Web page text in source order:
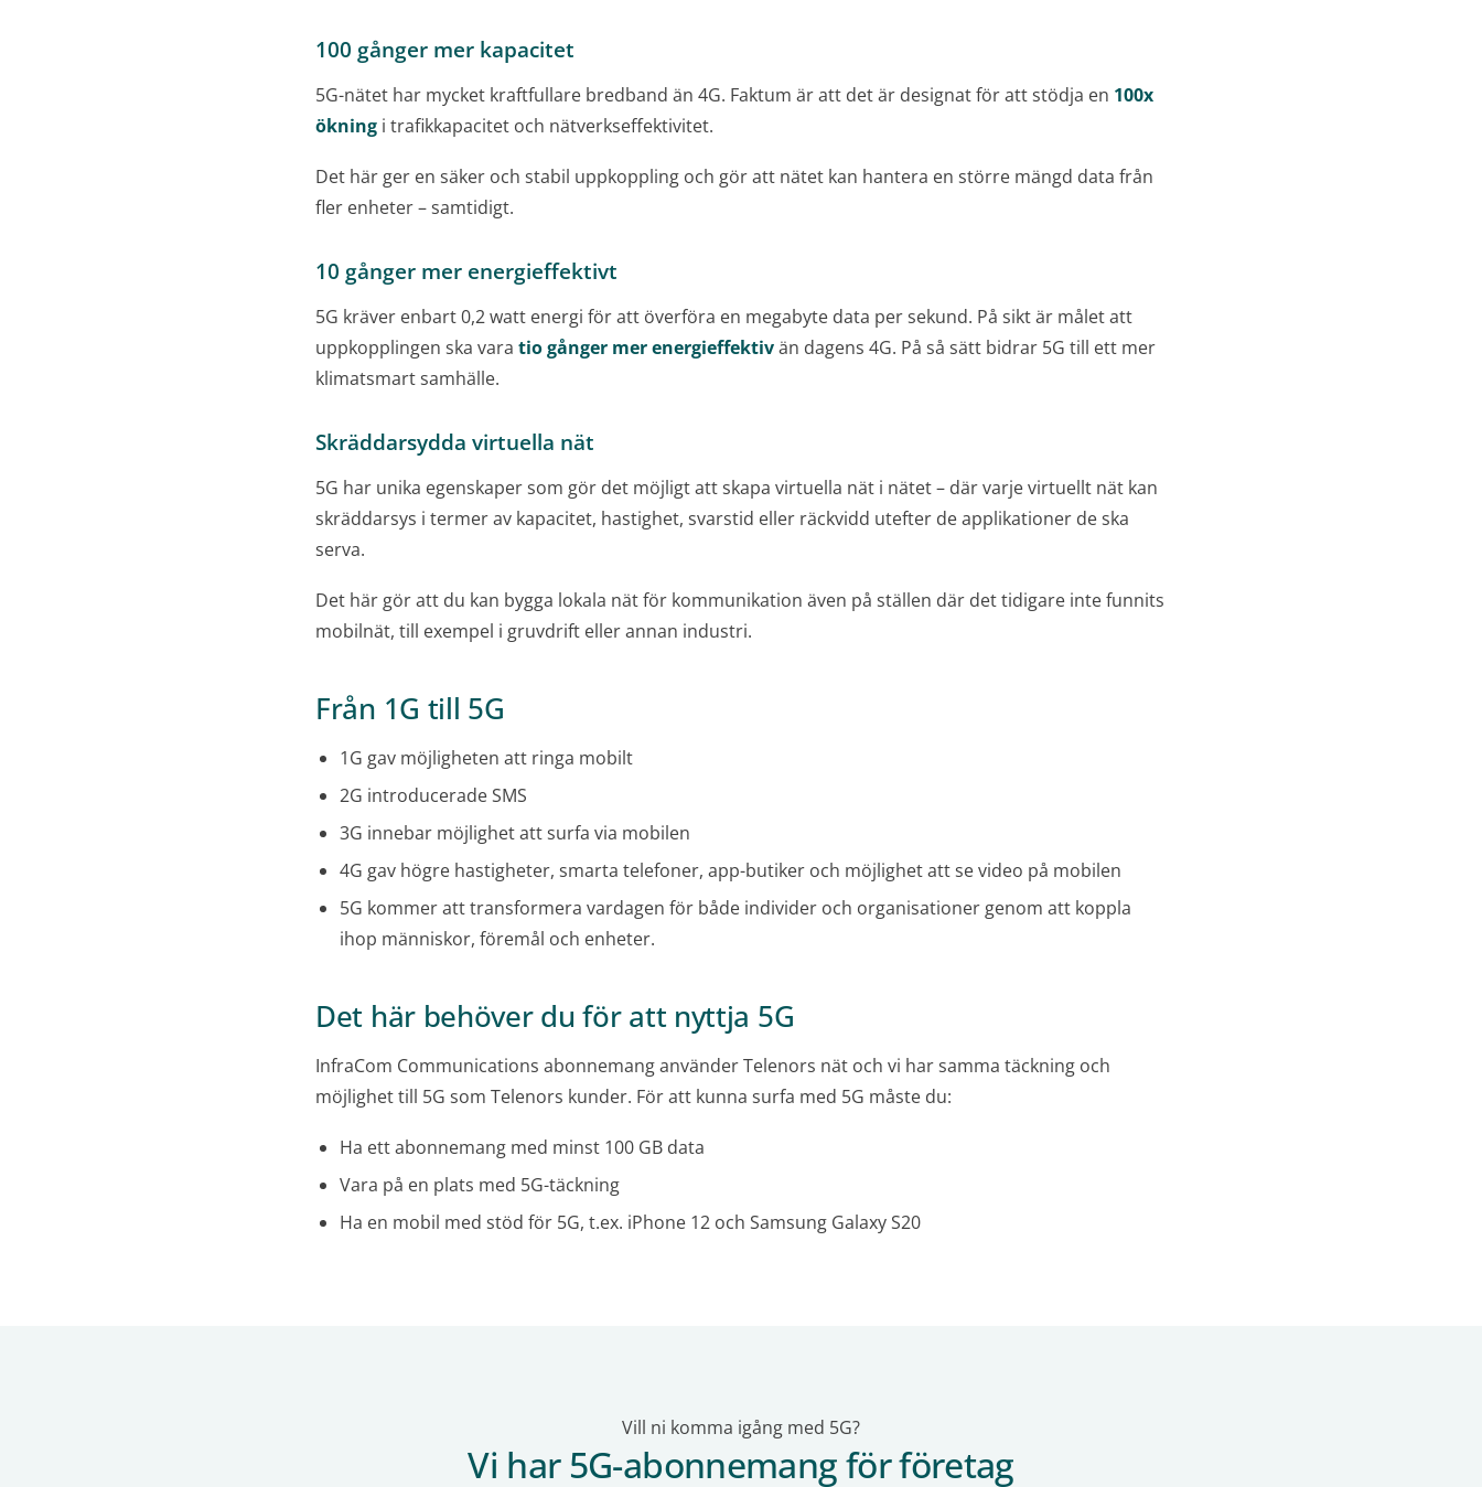
100 gånger mer kapacitet
5G-nätet har mycket kraftfullare bredband än 4G. Faktum är att det är designat för att stödja en 100x
ökning i trafikkapacitet och nätverkseffektivitet.
Det här ger en säker och stabil uppkoppling och gör att nätet kan hantera en större mängd data från
fler enheter – samtidigt.
10 gånger mer energieffektivt
5G kräver enbart 0,2 watt energi för att överföra en megabyte data per sekund. På sikt är målet att
uppkopplingen ska vara tio gånger mer energieffektivän dagens 4G. På så sätt bidrar 5G till ett mer
klimatsmart samhälle.
Skräddarsydda virtuella nät
5G har unika egenskaper som gör det möjligt att skapa virtuella nät i nätet – där varje virtuellt nät kan
skräddarsys i termer av kapacitet, hastighet, svarstid eller räckvidd utefter de applikationer de ska
serva.
Det här gör att du kan bygga lokala nät för kommunikation även på ställen där det tidigare inte funnits
mobilnät, till exempel i gruvdrift eller annan industri.
Från 1G till 5G
1G gav möjligheten att ringa mobilt
2G introducerade SMS
3G innebar möjlighet att surfa via mobilen
4G gav högre hastigheter, smarta telefoner, app-butiker och möjlighet att se video på mobilen
5G kommer att transformera vardagen för både individer och organisationer genom att koppla
ihop människor, föremål och enheter.
Det här behöver du för att nyttja 5G
InfraCom Communications abonnemang använder Telenors nät och vi har samma täckning och
möjlighet till 5G som Telenors kunder. För att kunna surfa med 5G måste du:
Ha ett abonnemang med minst 100 GB data
Vara på en plats med 5G-täckning
Ha en mobil med stöd för 5G, t.ex. iPhone 12 och Samsung Galaxy S20
Vill ni komma igång med 5G?
Vi har 5G-abonnemang för företag